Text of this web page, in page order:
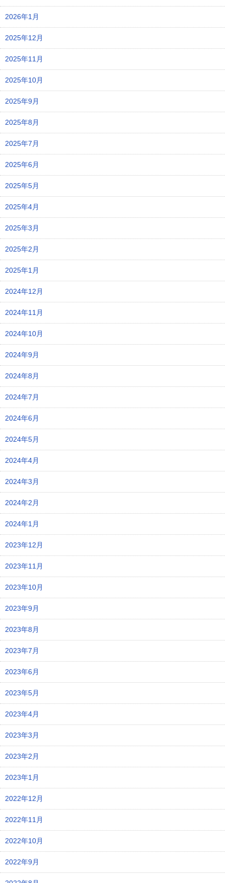
2026年1月
2025年12月
2025年11月
2025年10月
2025年9月
2025年8月
2025年7月
2025年6月
2025年5月
2025年4月
2025年3月
2025年2月
2025年1月
2024年12月
2024年11月
2024年10月
2024年9月
2024年8月
2024年7月
2024年6月
2024年5月
2024年4月
2024年3月
2024年2月
2024年1月
2023年12月
2023年11月
2023年10月
2023年9月
2023年8月
2023年7月
2023年6月
2023年5月
2023年4月
2023年3月
2023年2月
2023年1月
2022年12月
2022年11月
2022年10月
2022年9月